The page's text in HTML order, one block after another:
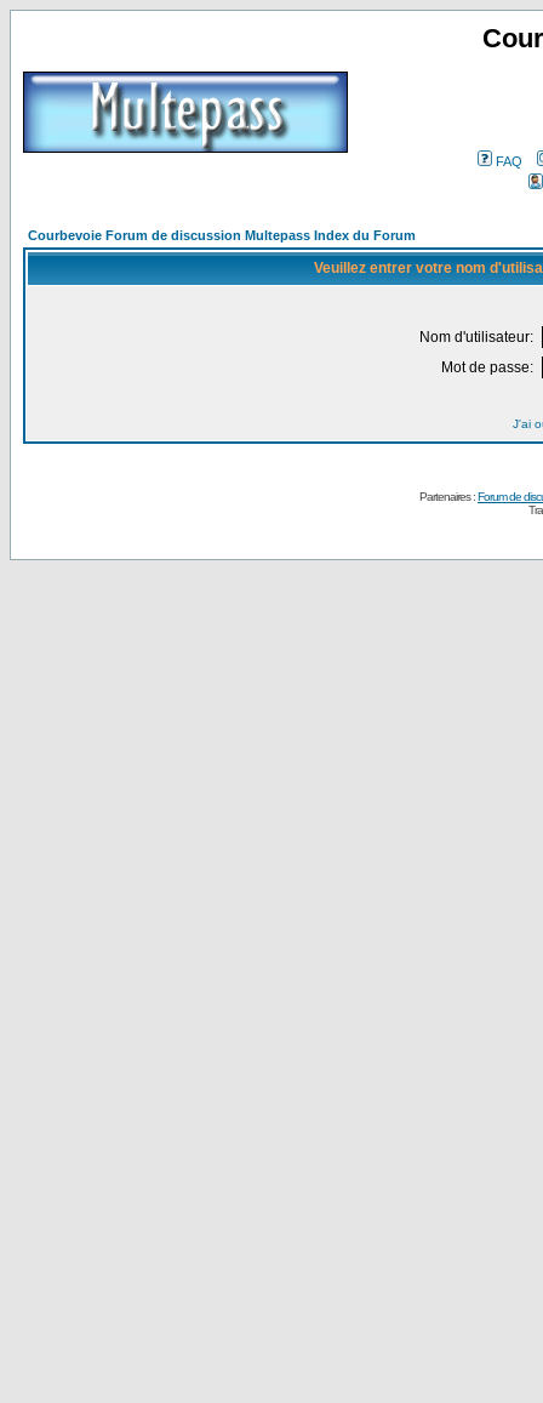
FAQ
Courbevoie Forum de discussion Multepass Index du Forum
Veuillez entrer votre nom
Nom d'utilisateur:
Mot de passe:
J'ai
Partenaires :Forum de